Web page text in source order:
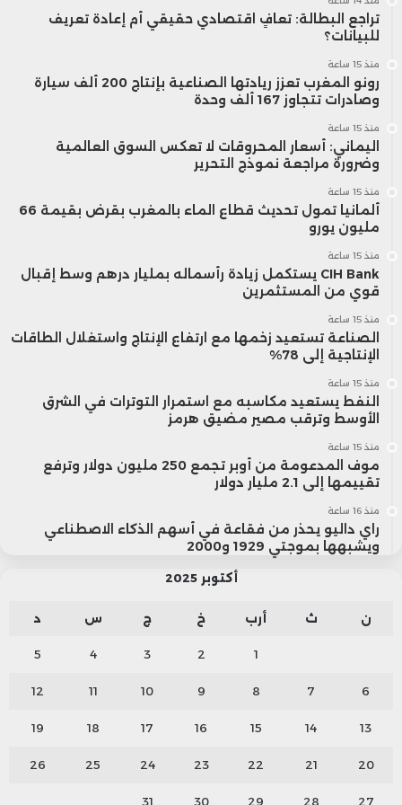
تراجع البطالة: تعافٍ اقتصادي حقيقي أم إعادة تعريف
للبيانات؟
منذ 15 ساعة
رونو المغرب تعزز ريادتها الصناعية بإنتاج 200 ألف سيارة
وصادرات تتجاوز 167 ألف وحدة
منذ 15 ساعة
اليماني: أسعار المحروقات لا تعكس السوق العالمية
وضرورة مراجعة نموذج التحرير
منذ 15 ساعة
ألمانيا تمول تحديث قطاع الماء بالمغرب بقرض بقيمة 66
مليون يورو
منذ 15 ساعة
CIH Bank يستكمل زيادة رأسماله بمليار درهم وسط إقبال
قوي من المستثمرين
منذ 15 ساعة
الصناعة تستعيد زخمها مع ارتفاع الإنتاج واستغلال الطاقات
الإنتاجية إلى 78%
منذ 15 ساعة
النفط يستعيد مكاسبه مع استمرار التوترات في الشرق
الأوسط وترقب مصير مضيق هرمز
منذ 15 ساعة
موف المدعومة من أوبر تجمع 250 مليون دولار وترفع
تقييمها إلى 2.1 مليار دولار
منذ 16 ساعة
راي داليو يحذر من فقاعة في أسهم الذكاء الاصطناعي
ويشبهها بموجتي 1929 و2000
أكتوبر 2025
ن ث أرب خ ج س د
1
2
3
4
5
6
7
8
9
10
11
12
13
14
15
16
17
18
19
20
21
22
23
24
25
26
27
28
29
30
31